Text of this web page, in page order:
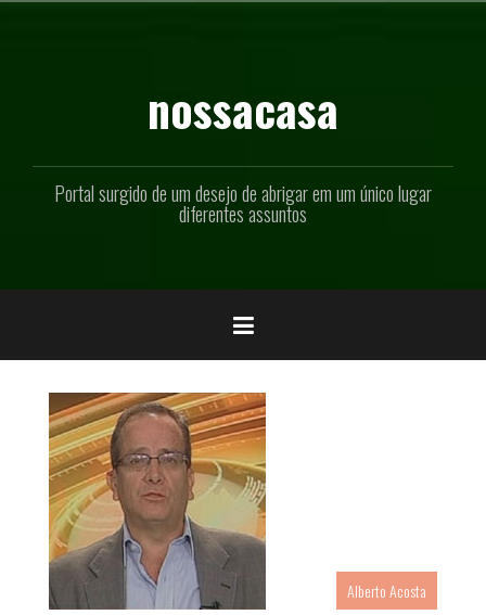
nossacasa
Portal surgido de um desejo de abrigar em um único lugar
diferentes assuntos
Alberto Acosta